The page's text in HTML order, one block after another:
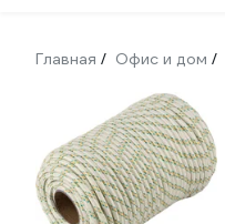
Главная / Офис и дом /